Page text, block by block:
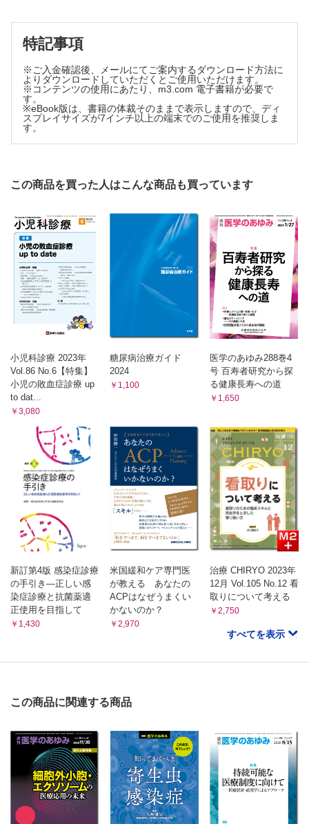
細菌学・ウイルス学
森川一也
FORUM
病院建築への誘い ─ 医療者と病院建築のかかわりを考える
特別編 ─ 感染症対策と建築⑦
笹野公伸
特記事項
※ご入金確認後、メールにてご案内するダウンロード方法に
よりダウンロードしていただくとご使用いただけます。
※コンテンツの使用にあたり、m3.com 電子書籍が必要で
す。
※eBook版は、書籍の体裁そのままで表示しますので、ディ
スプレイサイズが7インチ以上の端末でのご使用を推奨しま
す。
この商品を買った人はこんな商品も買っています
小児科診療 2023年
Vol.86 No.6【特集】
小児の敗血症診療 up
to dat...
￥3,080
糖尿病治療ガイド
2024
￥1,100
医学のあゆみ288巻4
号 百寿者研究から探
る健康長寿への道
￥1,650
新訂第4版 感染症診療
の手引き―正しい感
染症診療と抗菌薬適
正使用を目指して
￥1,430
米国緩和ケア専門医
が教える あなたの
ACPはなぜうまくい
かないのか？
￥2,970
治療 CHIRYO 2023年
12月 Vol.105 No.12 看
取りについて考える
￥2,750
すべてを表示
この商品に関連する商品